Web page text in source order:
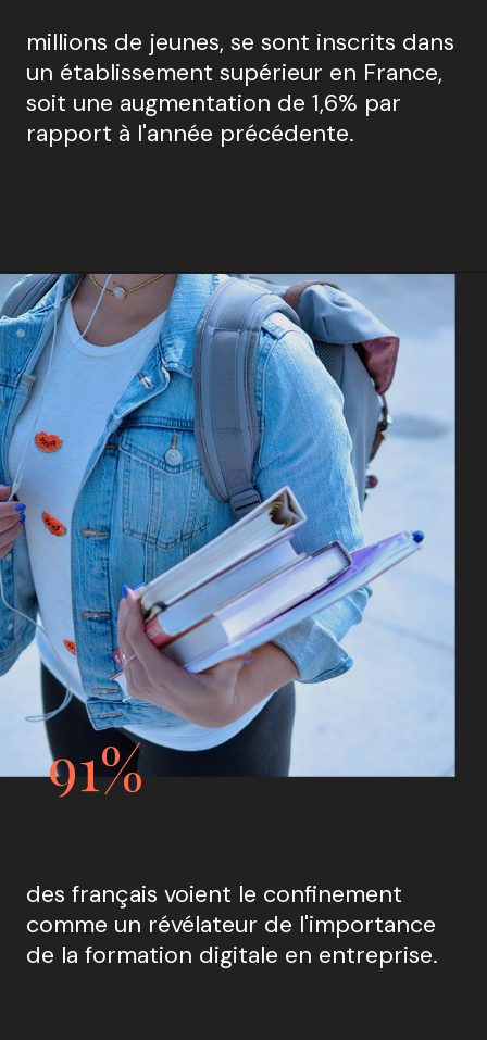
millions de jeunes, se sont inscrits dans
un établissement supérieur en France,
soit une augmentation de 1,6% par
rapport à l'année précédente.
91%
des français voient le confinement
comme un révélateur de l'importance
de la formation digitale en entreprise.